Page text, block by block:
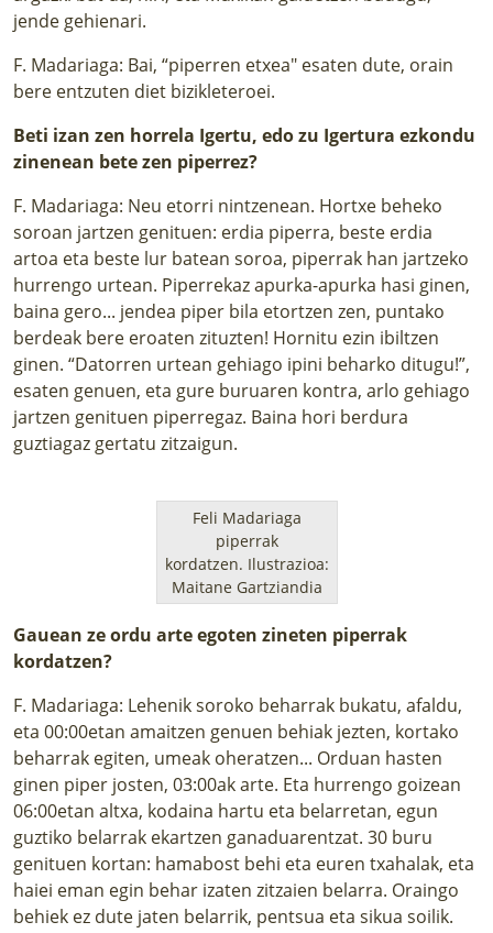
jende gehienari.
F. Madariaga: Bai, “piperren etxea" esaten dute, orain
bere entzuten diet bizikleteroei.
Beti izan zen horrela Igertu, edo zu Igertura ezkondu
zinenean bete zen piperrez?
F. Madariaga: Neu etorri nintzenean. Hortxe beheko
soroan jartzen genituen: erdia piperra, beste erdia
artoa eta beste lur batean soroa, piperrak han jartzeko
hurrengo urtean. Piperrekaz apurka-apurka hasi ginen,
baina gero... jendea piper bila etortzen zen, puntako
berdeak bere eroaten zituzten! Hornitu ezin ibiltzen
ginen. “Datorren urtean gehiago ipini beharko ditugu!”,
esaten genuen, eta gure buruaren kontra, arlo gehiago
jartzen genituen piperregaz. Baina hori berdura
guztiagaz gertatu zitzaigun.
Feli Madariaga
piperrak
kordatzen. Ilustrazioa:
Maitane Gartziandia
Gauean ze ordu arte egoten zineten piperrak
kordatzen?
F. Madariaga: Lehenik soroko beharrak bukatu, afaldu,
eta 00:00etan amaitzen genuen behiak jezten, kortako
beharrak egiten, umeak oheratzen... Orduan hasten
ginen piper josten, 03:00ak arte. Eta hurrengo goizean
06:00etan altxa, kodaina hartu eta belarretan, egun
guztiko belarrak ekartzen ganaduarentzat. 30 buru
genituen kortan: hamabost behi eta euren txahalak, eta
haiei eman egin behar izaten zitzaien belarra. Oraingo
behiek ez dute jaten belarrik, pentsua eta sikua soilik.